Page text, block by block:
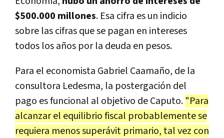
$500.000 millones. Esa cifra es un indicio
sobre las cifras que se pagan en intereses
todos los años por la deuda en pesos.
Para el economista Gabriel Caamaño, de la
consultora Ledesma, la postergación del
pago es funcional al objetivo de Caputo. "Para
alcanzar el equilibrio fiscal probablemente se
requiera menos superávit primario, tal vez con